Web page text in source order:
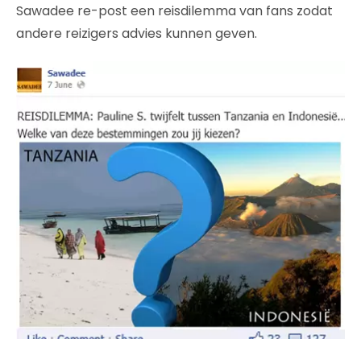
Sawadee re-post een reisdilemma van fans zodat
andere reizigers advies kunnen geven.